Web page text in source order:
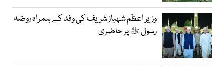
وزیر اعظم شہباز شریف کی وفد کے ہمراہ روضہ
رسول ﷺ پر حاضری